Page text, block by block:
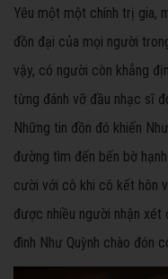
Yêu một một chính trị gia,
đồn đại của mọi người
vậy, có người còn khẳng
từng đánh vỡ đầu nhạc sĩ
Những tin đồn đó khiến
đường tìm đến bến bờ
cười với cô khi cô kết hôn
được nhiều người nhận xét
đình Như Quỳnh chào đón